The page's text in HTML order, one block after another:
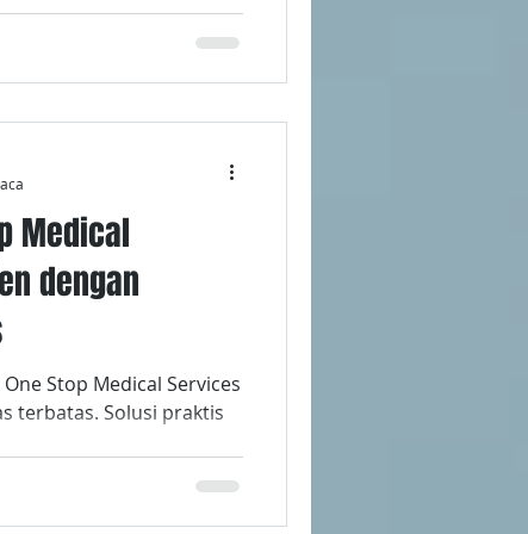
Medical
dengan
Stop Medical Services
terbatas. Solusi praktis